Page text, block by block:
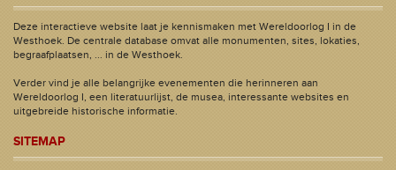
Deze interactieve website laat je kennismaken met Wereldoorlog I in de
Westhoek. De centrale database omvat alle monumenten, sites, lokaties,
begraafplaatsen, ... in de Westhoek.
Verder vind je alle belangrijke evenementen die herinneren aan
Wereldoorlog I, een literatuurlijst, de musea, interessante websites en
uitgebreide historische informatie.
SITEMAP